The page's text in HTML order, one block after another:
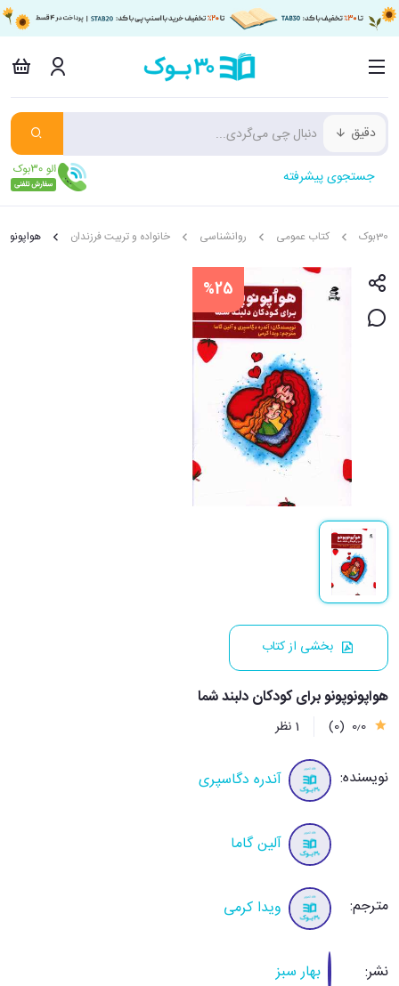
دقیق
جستجوی پیشرفته
30بوک کتاب عمومی روانشناسی خانواده و تربیت فرزندان
%25
بخشی از کتاب
هواپونوپونو برای کودکان دلبند شما
0٫0 (0) 1 نظر
نویسنده: آندره دگاسپری
آلین گاما
مترجم: ویدا کرمی
نشر: بهار سبز